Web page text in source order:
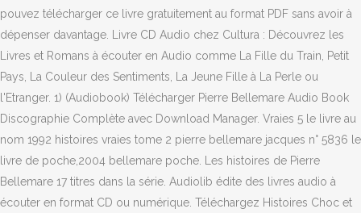
pouvez télécharger ce livre gratuitement au format PDF sans avoir à
dépenser davantage. Livre CD Audio chez Cultura : Découvrez les
Livres et Romans à écouter en Audio comme La Fille du Train, Petit
Pays, La Couleur des Sentiments, La Jeune Fille à La Perle ou
l'Etranger. 1) (Audiobook) Télécharger Pierre Bellemare Audio Book
Discographie Complète avec Download Manager. Vraies 5 le livre au
nom 1992 histoires vraies tome 2 pierre bellemare jacques n° 5836 le
livre de poche,2004 bellemare poche. Les histoires de Pierre
Bellemare 17 titres dans la série. Audiolib édite des livres audio à
écouter en format CD ou numérique. Téléchargez Histoires Choc et